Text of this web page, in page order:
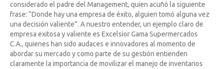
considerado el padre del Management, quien acuñó la siguiente
frase: “Donde hay una empresa de éxito, alguien tomó alguna vez
una decisión valiente”. A nuestro entender, un ejemplo claro de
empresa exitosa y valiente es Excelsior Gama Supermercados
C.A., quienes han sido audaces e innovadores al momento de
abordar su mercado y como parte de su gestión entienden
claramente la importancia de movilizar el manejo de inventarios